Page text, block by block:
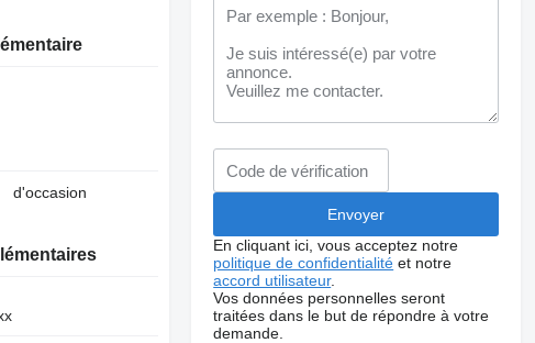
d'occasion
En cliquant ici, vous acceptez notre
politique de confidentialité et notre
accord utilisateur.
Vos données personnelles seront
traitées dans le but de répondre à votre
demande.